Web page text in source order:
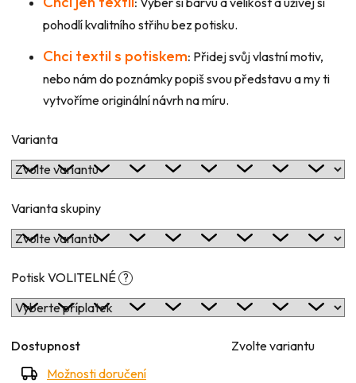
pohodlí kvalitního střihu bez potisku.
Chci textil s potiskem: Přidej svůj vlastní motiv,
nebo nám do poznámky popiš svou představu a my ti
vytvoříme originální návrh na míru.
Varianta
Varianta skupiny
Potisk VOLITELNÉ ?
Dostupnost
Zvolte variantu
Možnosti doručení